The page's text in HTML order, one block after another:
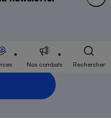
Inscription Newsletter
des producteurs et des
Nos combats Rechercher